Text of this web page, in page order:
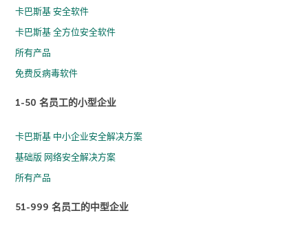
卡巴斯基 安全软件
卡巴斯基 全方位安全软件
所有产品
免费反病毒软件
1-50 名员工的小型企业
卡巴斯基 中小企业安全解决方案
基础版 网络安全解决方案
所有产品
51-999 名员工的中型企业